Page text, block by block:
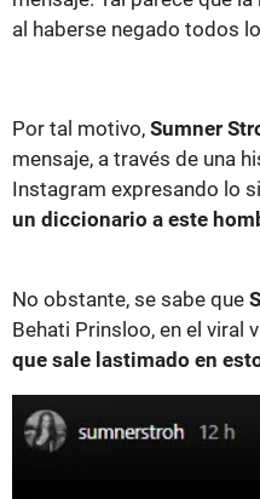
al haberse negado todos
Por tal motivo, Sumner
mensaje, a través de una
Instagram expresando lo
un diccionario a este
No obstante, se sabe que
Behati Prinsloo, en el viral
que sale lastimado en